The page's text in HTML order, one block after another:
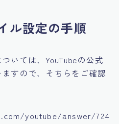
ル設定の手順
いては、YouTubeの公式
すので、そちらをご確認
youtube/answer/724